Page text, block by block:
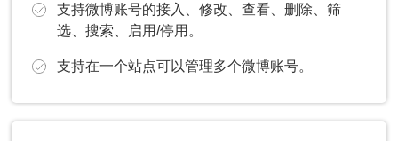
支持微博账号的接入、修改、查看、删除、筛
选、搜索、启用/停用。
支持在一个站点可以管理多个微博账号。